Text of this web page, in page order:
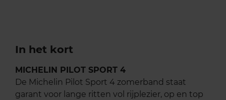
In het kort
MICHELIN PILOT SPORT 4
De Michelin Pilot Sport 4 zomerband staat
garant voor lange ritten vol rijplezier, op en top